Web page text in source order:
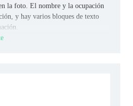
la foto. El nombre y la ocupación
y hay varios bloques de texto